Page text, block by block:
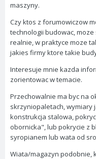
maszyny.
Czy ktos z forumowiczow
technologii budowac,
realnie, w praktyce moze
jakies firmy ktore takie
Interesuje mnie kazda
zorientowac w temacie.
Przechowalnie ma byc na
skrzyniopaletach, wymiary
konstrukcja stalowa,
obornicka", lub pokrycie z
syropianem lub wata od
Wiata/magazyn podobnie,